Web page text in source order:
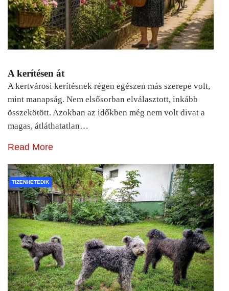
A kerítésen át
A kertvárosi kerítésnek régen egészen más szerepe volt,
mint manapság. Nem elsősorban elválasztott, inkább
összekötött. Azokban az időkben még nem volt divat a
magas, átláthatatlan…
Read More
TIZENHETEDIK